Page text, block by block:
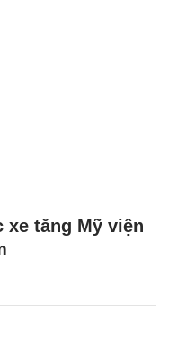
xe tăng Mỹ viện